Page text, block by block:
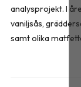
analysprojekt. I
vaniljsås,
samt olika